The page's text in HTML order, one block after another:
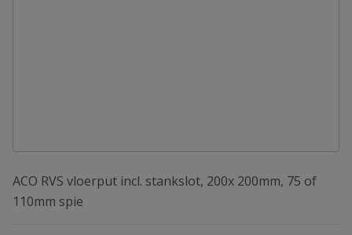
ACO RVS vloerput incl. stankslot, 200x 200mm, 75 of
110mm spie